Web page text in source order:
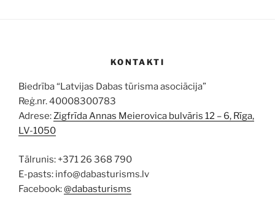
KONTAKTI
Biedrība “Latvijas Dabas tūrisma asociācija”
Reģ.nr. 40008300783
Adrese:Zigfrīda Annas Meierovica bulvāris 12 – 6, Rīga,
LV-1050
Tālrunis: +371 26 368 790
E-pasts: info@dabasturisms.lv
Facebook:@dabasturisms